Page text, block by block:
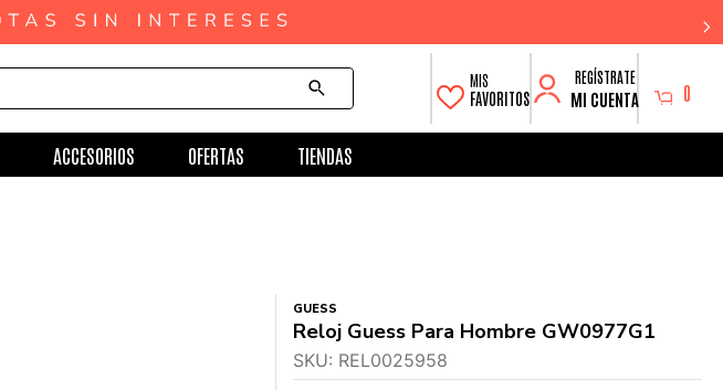
FAVORITOS MI CUENTA 0
ACCESORIOS OFERTAS TIENDAS
GUESS
Reloj Guess Para Hombre GW0977G1
SKU: REL0025958